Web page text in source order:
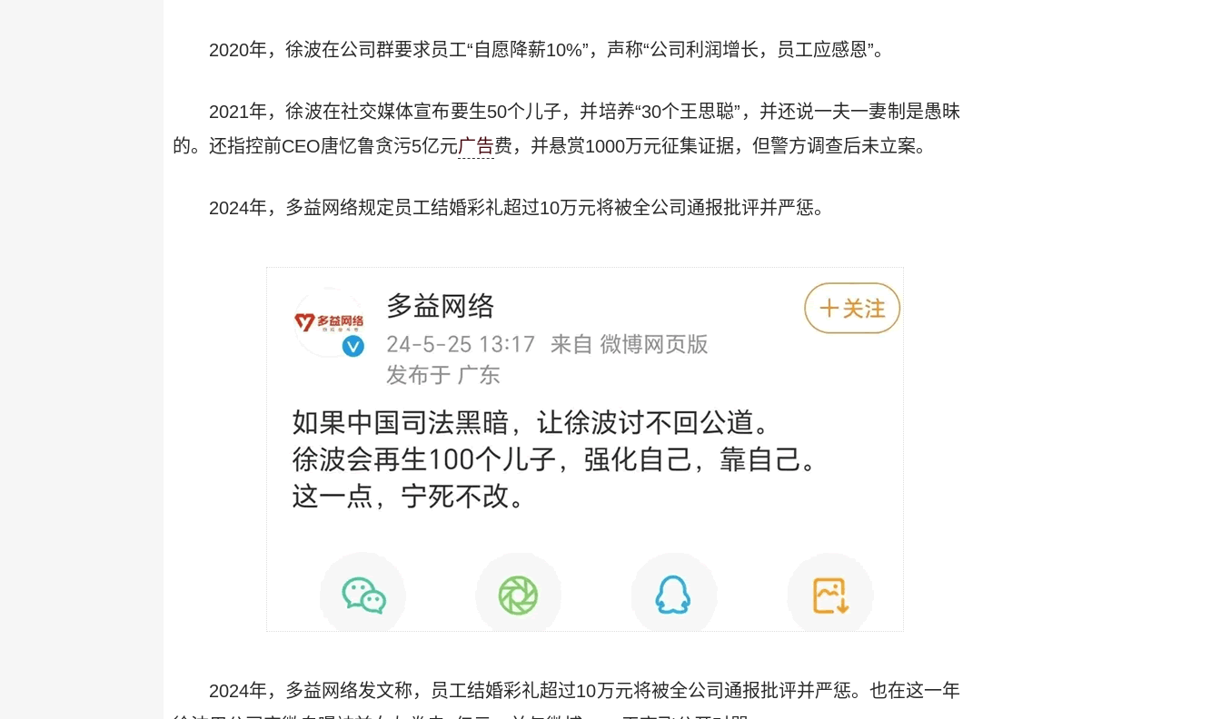
2020年，徐波在公司群要求员工“自愿降薪10%”，声称“公司利润增长，员工应感恩”。
2021年，徐波在社交媒体宣布要生50个儿子，并培养“30个王思聪”，并还说一夫一妻制是愚昧
的。还指控前CEO唐忆鲁贪污5亿元广告费，并悬赏1000万元征集证据，但警方调查后未立案。
2024年，多益网络规定员工结婚彩礼超过10万元将被全公司通报批评并严惩。
2024年，多益网络发文称，员工结婚彩礼超过10万元将被全公司通报批评并严惩。也在这一年